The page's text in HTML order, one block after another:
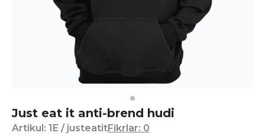
Just eat it anti-brend hudi
Artikul: 1E / justeatitFikrlar: 0